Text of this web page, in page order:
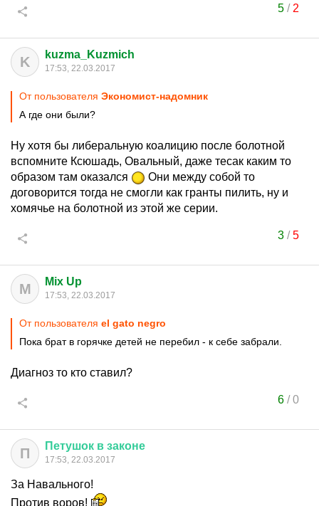
5/ 2
K kuzma_Kuzmich
17:53, 22.03.2017
От пользователя Экономист-надомник
А где они были?
Ну хотя бы либеральную коалицию после болотной
вспомните Ксюшадь, Овальный, даже тесак каким то
образом там оказался
Они между собой то
договорится тогда не смогли как гранты пилить, ну и
хомячье на болотной из этой же серии.
3/5
M Mix Up
17:53, 22.03.2017
От пользователя el gato negro
Пока брат в горячке детей не перебил - к себе забрали.
Диагноз то кто ставил?
6/0
П Петушок в законе
17:53, 22.03.2017
За Навального!
Против воров!